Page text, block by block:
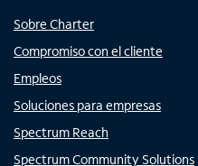
Sobre Charter
Compromiso con el cliente
Empleos
Soluciones para empresas
Spectrum Reach
Spectrum Community Solutions